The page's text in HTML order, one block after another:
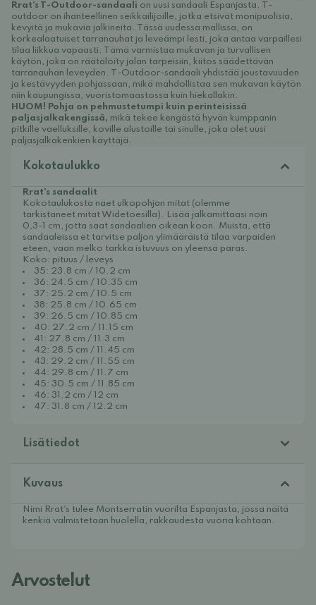
Rrat's T-Outdoor-sandaali on uusi sandaali Espanjasta. T-
outdoor on ihanteellinen seikkailijoille, jotka etsivät monipuolisia,
kevyitä ja mukavia jalkineita. Tässä uudessa mallissa, on
korkealaatuiset tarranauhat ja leveämpi lesti, joka antaa varpaillesi
tilaa liikkua vapaasti. Tämä varmistaa mukavan ja turvallisen
käytön, joka on räätälöity jalan tarpeisiin, kiitos säädettävän
tarranauhan leveyden. T-Outdoor-sandaali yhdistää joustavuuden
ja kestävyyden pohjassaan, mikä mahdollistaa sen mukavan käytön
niin kaupungissa, vuoristomaastossa kuin hiekallakin.
HUOM! Pohja on pehmustetumpi kuin perinteisissä
paljasjalkakengissä, mikä tekee kengästä hyvän kumppanin
pitkille vaelluksille, koville alustoille tai sinulle, joka olet uusi
paljasjalkakenkien käyttäjä.
Kokotaulukko
Rrat's sandaalit
Kokotaulukosta näet ulkopohjan mitat (olemme
tarkistaneet mitat Widetoesilla). Lisää jalkamittaasi noin
0,3-1 cm, jotta saat sandaalien oikean koon. Muista, että
sandaaleissa et tarvitse paljon ylimääräistä tilaa varpaiden
eteen, vaan melko tarkka istuvuus on yleensä paras.
Koko: pituus / leveys
35: 23.8 cm / 10.2 cm
36: 24.5 cm / 10.35 cm
37: 25.2 cm / 10.5 cm
38: 25.8 cm / 10.65 cm
39: 26.5 cm / 10.85 cm
40: 27.2 cm / 11.15 cm
41: 27.8 cm / 11.3 cm
42: 28.5 cm / 11.45 cm
43: 29.2 cm / 11.55 cm
44: 29.8 cm / 11.7 cm
45: 30.5 cm / 11.85 cm
46: 31.2 cm / 12 cm
47: 31.8 cm / 12.2 cm
Lisätiedot
Kuvaus
Nimi Rrat's tulee Montserratin vuorilta Espanjasta, jossa näitä
kenkiä valmistetaan huolella, rakkaudesta vuoria kohtaan.
Arvostelut